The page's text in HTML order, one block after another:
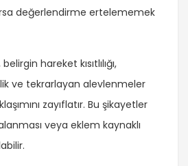
değerlendirme ertelememek
hareket kısıtlılığı,
ve tekrarlayan alevlenmeler
zayıflatır. Bu şikayetler
veya eklem kaynaklı